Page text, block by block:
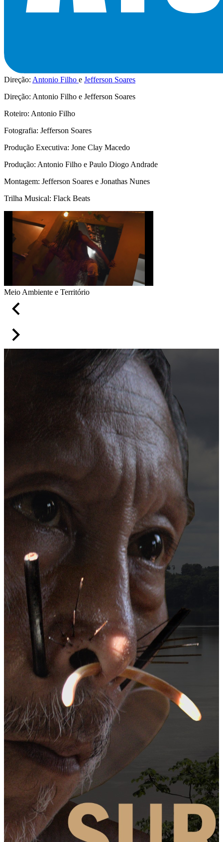
Direção: Antonio Filho
Jefferson Soares
Direção: Antonio Filho e Jefferson Soares
Roteiro: Antonio Filho
Fotografia: Jefferson Soares
Produção Executiva: Jone Clay Macedo
Produção: Antonio Filho e Paulo Diogo Andrade
Montagem: Jefferson Soares e Jonathas Nunes
Trilha Musical: Flack Beats
Meio Ambiente e Território